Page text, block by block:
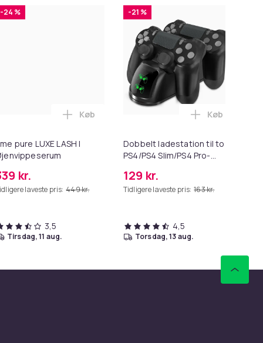
med Lightning-kabel i kurven
WrinklEraser™ Crème i kurven
-24 %
pure LUXE LASH |
kr.
laveste pris: 449 kr.
Læg ame pure LUXE LASH |
Køb
3,5
tirsdag, 11 aug.
-21 %
Dobbelt ladestation til to
PS4/PS4 Slim/PS4 Pro-
129 kr.
Tidligere laveste pris: 163 kr.
Læg Dobbelt
Køb
4,5
torsdag, 13 aug.